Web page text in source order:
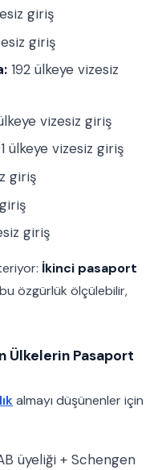
giriş
giriş
192 ülkeye vizesiz
vizesiz giriş
ülkeye vizesiz giriş
giriş
giriş
İkinci pasaport
özgürlük ölçülebilir,
Ülkelerin Pasaport
almayı düşünenler için
üyeliği + Schengen